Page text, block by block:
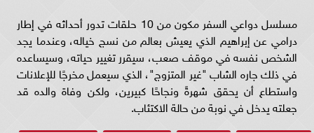
مسلسل دواعي السفر مكون من 10 حلقات تدور أحداثه في إطار
درامي عن إبراهيم الذي يعيش بعالم من نسج خياله، وعندما يجد
الشخص نفسه في موقف صعب، سيقرر تغيير حياته، وسيساعده
في ذلك جاره الشاب "غير المتزوج"، الذي سيعمل مخرجًا للإعلانات
واستطاع أن يحقق شهرةً ونجاحًا كبيرين، ولكن وفاة والده قد
جعلته يدخل في نوبة من حالة الاكتئاب.